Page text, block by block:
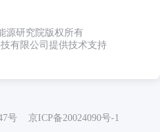
源研究院版权所有
有限公司提供技术支持
号 京ICP备20024090号-1